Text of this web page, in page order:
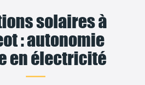
solaires à
: autonomie
en électricité